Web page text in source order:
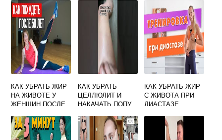
КАК УБРАТЬ ЖИР
НА ЖИВОТЕ У
ЖЕНЩИН ПОСЛЕ
УПРАЖНЕНИЯ
КАК УБРАТЬ
ЦЕЛЛЮЛИТ И
НАКАЧАТЬ ПОПУ
КАК УБРАТЬ ЖИР
С ЖИВОТА ПРИ
ДИАСТАЗЕ